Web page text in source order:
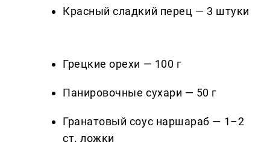
Красный сладкий перец — 3 штуки
Грецкие орехи — 100 г
Панировочные сухари — 50 г
Гранатовый соус наршараб — 1–2
ст. ложки